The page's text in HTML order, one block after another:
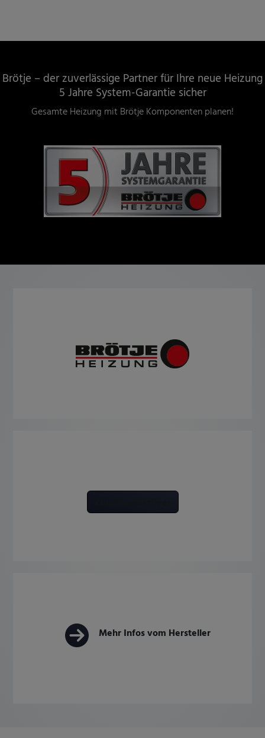
Brötje – der zuverlässige Partner für Ihre neue Heizung
5 Jahre System-Garantie sicher
Gesamte Heizung mit Brötje Komponenten planen!
Mehr Infos vom Hersteller